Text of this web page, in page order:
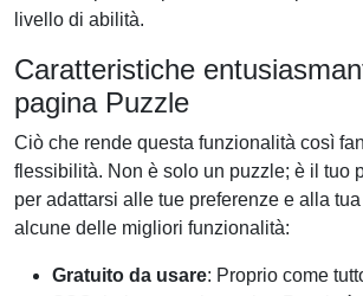
livello di abilità.
Caratteristiche
pagina Puzzle
Ciò che rende questa funzionalità così
flessibilità. Non è solo un puzzle; è il tuo
per adattarsi alle tue preferenze e alla
alcune delle migliori funzionalità:
Gratuito da usare: Proprio come